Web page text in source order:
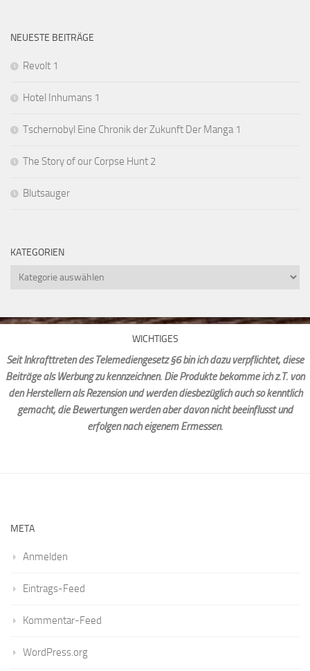
NEUESTE BEITRÄGE
Revolt 1
Hotel Inhumans 1
Tschernobyl Eine Chronik der Zukunft Der Manga 1
The Story of our Corpse Hunt 2
Blutsauger
KATEGORIEN
Kategorien
WICHTIGES
Seit Inkrafttreten des Telemediengesetz §6 bin ich dazu verpflichtet, diese
Beiträge als Werbung zu kennzeichnen. Die Produkte bekomme ich z.T. von
den Herstellern als Rezension und werden diesbezüglich auch so kenntlich
gemacht, die Bewertungen werden aber davon nicht beeinflusst und
erfolgen nach eigenem Ermessen.
META
Anmelden
Eintrags-Feed
Kommentar-Feed
WordPress.org